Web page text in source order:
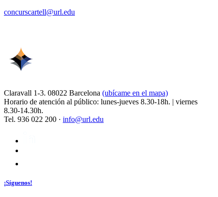
concurscartell@url.edu
Claravall 1-3. 08022 Barcelona (ubícame en el mapa)
Horario de atención al público: lunes-jueves 8.30-18h. | viernes
8.30-14.30h.
Tel. 936 022 200 · info@url.edu
¡Síguenos!